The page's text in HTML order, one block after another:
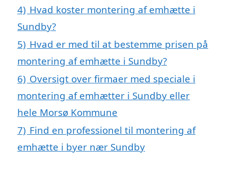
4) Hvad koster montering af emhætte i
Sundby?
5) Hvad er med til at bestemme prisen på
montering af emhætte i Sundby?
6) Oversigt over firmaer med speciale i
montering af emhætter i Sundby eller
hele Morsø Kommune
7) Find en professionel til montering af
emhætte i byer nær Sundby